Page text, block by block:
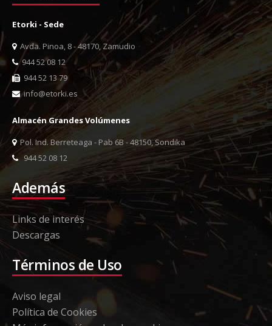
Etorki - Sede
Avda. Pinoa, 8 - 48170, Zamudio
944 52 08 12
944 52 13 79
info@etorki.es
Almacén Grandes Volúmenes
Pol. Ind. Berreteaga - Pab 6B - 48150, Sondika
944 52 08 12
Además
Links de interés
Descargas
Términos de Uso
Aviso legal
Política de Cookies